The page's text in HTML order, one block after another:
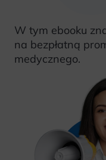
W tym ebooku
na bezpłatną
medycznego.